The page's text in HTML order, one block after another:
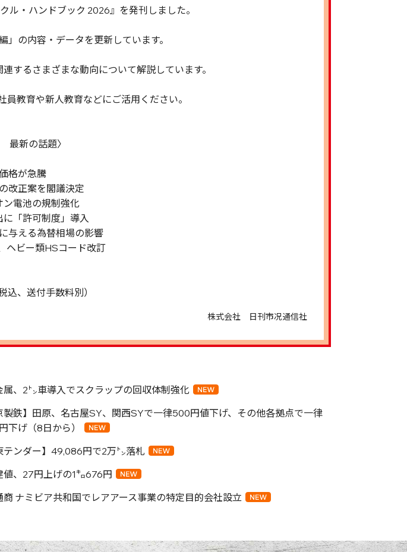
ル・ハンドブック 2026』を発刊しました。
」の内容・データを更新しています。
するさまざまな動向について解説しています。
教育や新人教育などにご活用ください。
最新の話題〉
格が急騰
改正案を閣議決定
電池の規制強化
「許可制度」導入
与える為替相場の影響
ヘビー類HSコード改訂
、送付手数料別）
株式会社 日刊市况通信社
属、2㌧車導入でスクラップの回収体制強化
製鉄】田原、名古屋SY、関西SYで一律500円値下げ、その他各拠点で一律
下げ（8日から）
テンダー】49,086円で2万㌧落札
値、27円上げの1㌔676円
商 ナミビア共和国でレアアース事業の特定目的会社設立